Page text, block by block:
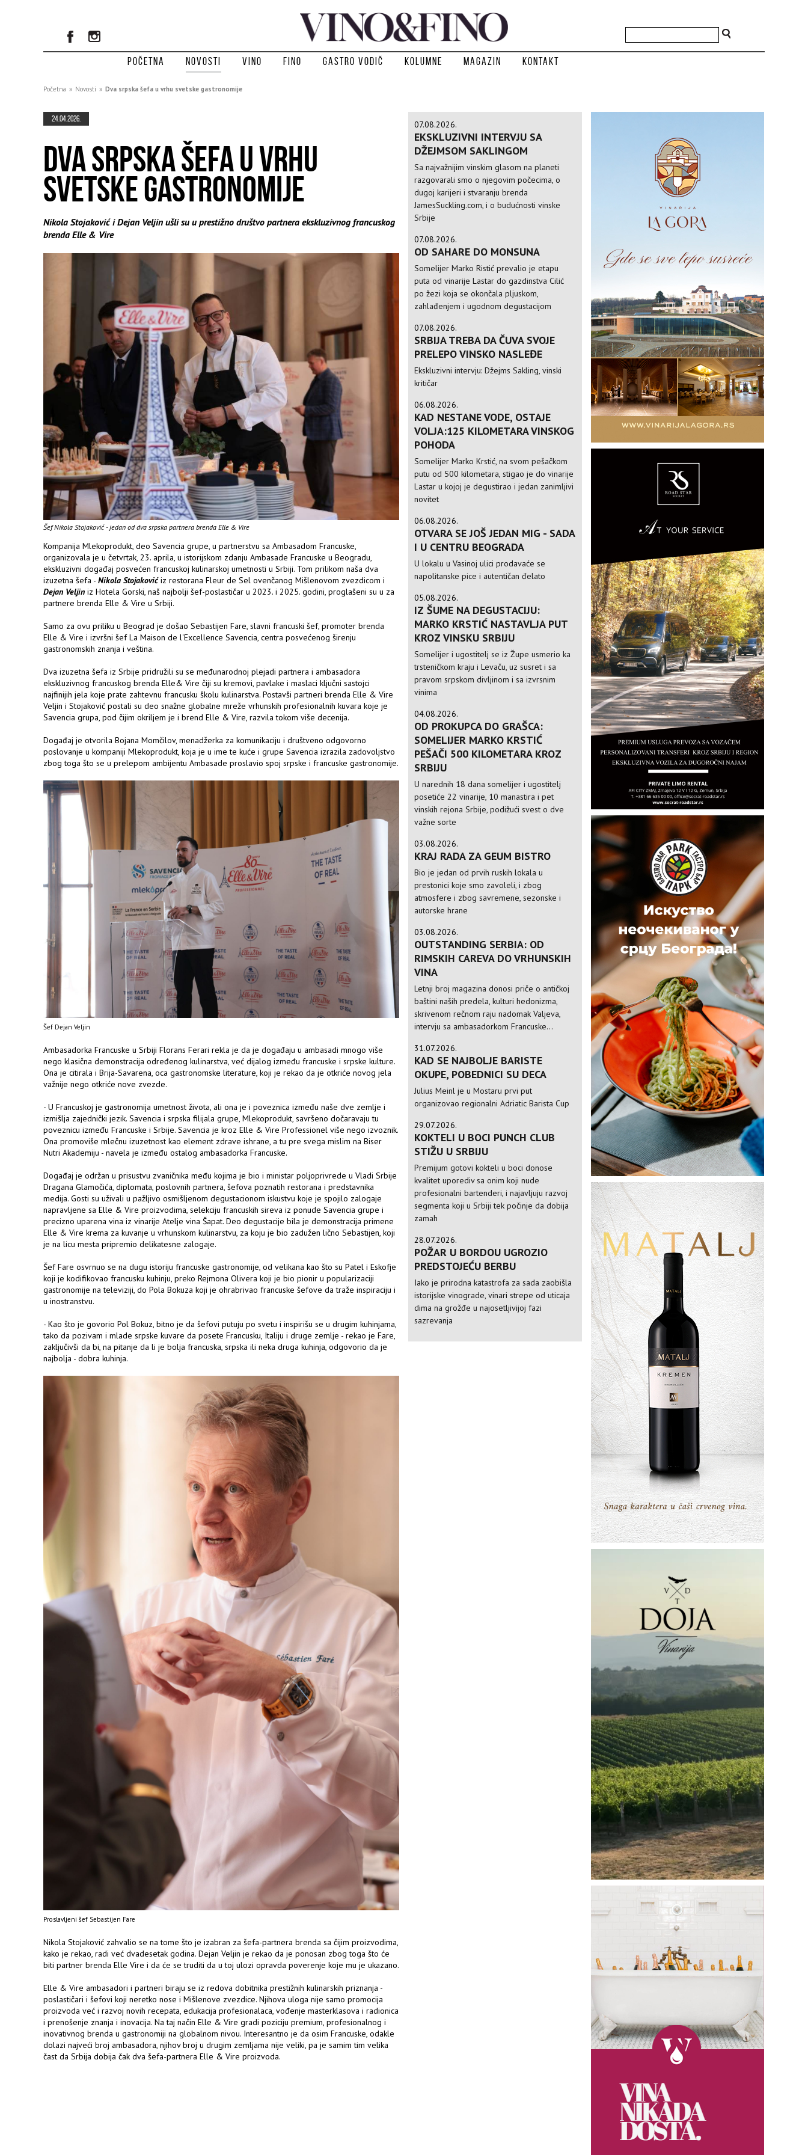
Početna Novosti Vino Fino Gastro vodič Kolumne Magazin Kontakt
Početna » Novosti » Dva srpska šefa u vrhu svetske gastronomije
24.04.2026.
DVA SRPSKA ŠEFA U VRHU
SVETSKE GASTRONOMIJE
Nikola Stojaković i Dejan Veljin ušli su u prestižno društvo partnera ekskluzivnog francuskog
brenda Elle & Vire
Šef Nikola Stojaković - jedan od dva srpska partnera brenda Elle & Vire
Kompanija Mlekoprodukt, deo Savencia grupe, u partnerstvu sa Ambasadom Francuske,
organizovala je u četvrtak, 23. aprila, u istorijskom zdanju Ambasade Francuske u Beogradu,
ekskluzivni događaj posvećen francuskoj kulinarskoj umetnosti u Srbiji. Tom prilikom naša dva
izuzetna šefa - Nikola Stojakovićiz restorana Fleur de Sel ovenčanog Mišlenovom zvezdicom i
Dejan Veljin iz Hotela Gorski, naš najbolji šef-poslastičar u 2023. i 2025. godini, proglašeni su u za
partnere brenda Elle & Vire u Srbiji.
Samo za ovu priliku u Beograd je došao Sebastijen Fare, slavni francuski šef, promoter brenda
Elle & Vire i izvršni šef La Maison de l'Excellence Savencia, centra posvećenog širenju
gastronomskih znanja i veština.
Dva izuzetna šefa iz Srbije pridružili su se međunarodnoj plejadi partnera i ambasadora
ekskluzivnog francuskog brenda Elle& Vire čiji su kremovi, pavlake i maslaci ključni sastojci
najfinijih jela koje prate zahtevnu francusku školu kulinarstva. Postavši partneri brenda Elle & Vire
Veljin i Stojaković postali su deo snažne globalne mreže vrhunskih profesionalnih kuvara koje je
Savencia grupa, pod čijim okriljem je i brend Elle & Vire, razvila tokom više decenija.
Događaj je otvorila Bojana Momčilov, menadžerka za komunikaciju i društveno odgovorno
poslovanje u kompaniji Mlekoprodukt, koja je u ime te kuće i grupe Savencia izrazila zadovoljstvo
zbog toga što se u prelepom ambijentu Ambasade proslavio spoj srpske i francuske gastronomije.
Šef Dejan Veljin
Ambasadorka Francuske u Srbiji Florans Ferari rekla je da je događaju u ambasadi mnogo više
nego klasična demonstracija određenog kulinarstva, već dijalog između francuske i srpske kulture.
Ona je citirala i Brija-Savarena, oca gastronomske literature, koji je rekao da je otkriće novog jela
važnije nego otkriće nove zvezde.
- U Francuskoj je gastronomija umetnost života, ali ona je i poveznica između naše dve zemlje i
izmišlja zajednički jezik. Savencia i srpska filijala grupe, Mlekoprodukt, savršeno dočaravaju tu
poveznicu između Francuske i Srbije. Savencia je kroz Elle & Vire Professionel više nego izvoznik.
Ona promoviše mlečnu izuzetnost kao element zdrave ishrane, a tu pre svega mislim na Biser
Nutri Akademiju - navela je između ostalog ambasadorka Francuske.
Događaj je održan u prisustvu zvaničnika među kojima je bio i ministar poljoprivrede u Vladi Srbije
Dragana Glamočića, diplomata, poslovnih partnera, šefova poznatih restorana i predstavnika
medija. Gosti su uživali u pažljivo osmišljenom degustacionom iskustvu koje je spojilo zalogaje
napravljene sa Elle & Vire proizvodima, selekciju francuskih sireva iz ponude Savencia grupe i
precizno uparena vina iz vinarije Atelje vina Šapat. Deo degustacije bila je demonstracija primene
Elle & Vire krema za kuvanje u vrhunskom kulinarstvu, za koju je bio zadužen lično Sebastijen, koji
je na licu mesta pripremio delikatesne zalogaje.
Šef Fare osvrnuo se na dugu istoriju francuske gastronomije, od velikana kao što su Patel i Eskofje
koji je kodifikovao francusku kuhinju, preko Rejmona Olivera koji je bio pionir u popularizaciji
gastronomije na televiziji, do Pola Bokuza koji je ohrabrivao francuske šefove da traže inspiraciju i
u inostranstvu.
- Kao što je govorio Pol Bokuz, bitno je da šefovi putuju po svetu i inspirišu se u drugim kuhinjama,
tako da pozivam i mlade srpske kuvare da posete Francusku, Italiju i druge zemlje - rekao je Fare,
zaključivši da bi, na pitanje da li je bolja francuska, srpska ili neka druga kuhinja, odgovorio da je
najbolja - dobra kuhinja.
Proslavljeni šef Sebastijen Fare
Nikola Stojaković zahvalio se na tome što je izabran za šefa-partnera brenda sa čijim proizvodima,
kako je rekao, radi već dvadesetak godina. Dejan Veljin je rekao da je ponosan zbog toga što će
biti partner brenda Elle Vire i da će se truditi da u toj ulozi opravda poverenje koje mu je ukazano.
Elle & Vire ambasadori i partneri biraju se iz redova dobitnika prestižnih kulinarskih priznanja -
poslastičari i šefovi koji neretko nose i Mišlenove zvezdice. Njihova uloga nije samo promocija
proizvoda već i razvoj novih recepata, edukacija profesionalaca, vođenje masterklasova i radionica
i prenošenje znanja i inovacija. Na taj način Elle & Vire gradi poziciju premium, profesionalnog i
inovativnog brenda u gastronomiji na globalnom nivou. Interesantno je da osim Francuske, odakle
dolazi najveći broj ambasadora, njihov broj u drugim zemljama nije veliki, pa je samim tim velika
čast da Srbija dobija čak dva šefa-partnera Elle & Vire proizvoda.
07.08.2026.
EKSKLUZIVNI INTERVJU SA
DŽEJMSOM SAKLINGOM
Sa najvažnijim vinskim glasom na planeti
razgovarali smo o njegovim počecima, o
dugoj karijeri i stvaranju brenda
JamesSuckling.com, i o budućnosti vinske
Srbije
07.08.2026.
OD SAHARE DO MONSUNA
Somelijer Marko Ristić prevalio je etapu
puta od vinarije Lastar do gazdinstva Cilić
po žezi koja se okončala pljuskom,
zahlađenjem i ugodnom degustacijom
07.08.2026.
SRBIJA TREBA DA ČUVA SVOJE
PRELEPO VINSKO NASLEĐE
Ekskluzivni intervju: Džejms Sakling, vinski
kritičar
06.08.2026.
KAD NESTANE VODE, OSTAJE
VOLJA:125 KILOMETARA VINSKOG
POHODA
Somelijer Marko Krstić, na svom pešačkom
putu od 500 kilometara, stigao je do vinarije
Lastar u kojoj je degustirao i jedan zanimljivi
novitet
06.08.2026.
OTVARA SE JOŠ JEDAN MIG - SADA
I U CENTRU BEOGRADA
U lokalu u Vasinoj ulici prodavaće se
napolitanske pice i autentičan đelato
05.08.2026.
IZ ŠUME NA DEGUSTACIJU:
MARKO KRSTIĆ NASTAVLJA PUT
KROZ VINSKU SRBIJU
Somelijer i ugostitelj se iz Župe usmerio ka
trsteničkom kraju i Levaču, uz susret i sa
pravom srpskom divljinom i sa izvrsnim
vinima
04.08.2026.
OD PROKUPCA DO GRAŠCA:
SOMELIJER MARKO KRSTIĆ
PEŠAČI 500 KILOMETARA KROZ
SRBIJU
U narednih 18 dana somelijer i ugostitelj
posetiće 22 vinarije, 10 manastira i pet
vinskih rejona Srbije, podižući svest o dve
važne sorte
03.08.2026.
KRAJ RADA ZA GEUM BISTRO
Bio je jedan od prvih ruskih lokala u
prestonici koje smo zavoleli, i zbog
atmosfere i zbog savremene, sezonske i
autorske hrane
03.08.2026.
OUTSTANDING SERBIA: OD
RIMSKIH CAREVA DO VRHUNSKIH
VINA
Letnji broj magazina donosi priče o antičkoj
baštini naših predela, kulturi hedonizma,
skrivenom rečnom raju nadomak Valjeva,
intervju sa ambasadorkom Francuske...
31.07.2026.
KAD SE NAJBOLJE BARISTE
OKUPE, POBEDNICI SU DECA
Julius Meinl je u Mostaru prvi put
organizovao regionalni Adriatic Barista Cup
29.07.2026.
KOKTELI U BOCI PUNCH CLUB
STIŽU U SRBIJU
Premijum gotovi kokteli u boci donose
kvalitet uporediv sa onim koji nude
profesionalni bartenderi, i najavljuju razvoj
segmenta koji u Srbiji tek počinje da dobija
zamah
28.07.2026.
POŽAR U BORDOU UGROZIO
PREDSTOJEĆU BERBU
Iako je prirodna katastrofa za sada zaobišla
istorijske vinograde, vinari strepe od uticaja
dima na grožđe u najosetljivijoj fazi
sazrevanja